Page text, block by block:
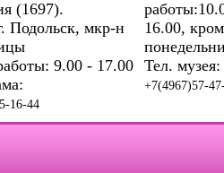
(1697).
Подольск, мкр-н
9.00 - 17.00
16-44
16.00,
Тел. музея:
+7(4967)57-